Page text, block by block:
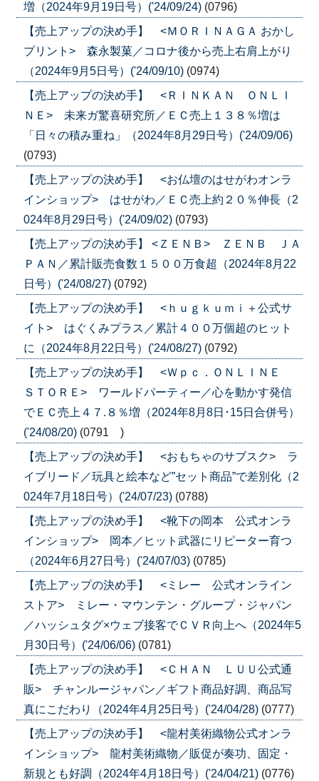
増（2024年9月19日号）('24/09/24) (0796)
【売上アップの決め手】 <ＭＯＲＩＮＡＧＡ おかし
プリント> 森永製菓／コロナ後から売上右肩上がり
（2024年9月5日号）('24/09/10) (0974)
【売上アップの決め手】 <ＲＩＮＫＡＮ ＯＮＬＩ
ＮＥ> 未来ガ驚喜研究所／ＥＣ売上１３８％増は
「日々の積み重ね」（2024年8月29日号）('24/09/06)
(0793)
【売上アップの決め手】 <お仏壇のはせがわオンラ
インショップ> はせがわ／ＥＣ売上約２０％伸長（2
024年8月29日号）('24/09/02) (0793)
【売上アップの決め手】 <ＺＥＮＢ> ＺＥＮＢ ＪＡ
ＰＡＮ／累計販売食数１５００万食超（2024年8月22
日号）('24/08/27) (0792)
【売上アップの決め手】 <ｈｕｇｋｕｍｉ＋公式サ
イト> はぐくみプラス／累計４００万個超のヒット
に（2024年8月22日号）('24/08/27) (0792)
【売上アップの決め手】 <Ｗｐｃ．ＯＮＬＩＮＥ
ＳＴＯＲＥ> ワールドパーティー／心を動かす発信
でＥＣ売上４７.８％増（2024年8月8日･15日合併号）
('24/08/20) (0791 )
【売上アップの決め手】 <おもちゃのサブスク> ラ
イブリード／玩具と絵本など”セット商品”で差別化（2
024年7月18日号）('24/07/23) (0788)
【売上アップの決め手】 <靴下の岡本 公式オンラ
インショップ> 岡本／ヒット武器にリピーター育つ
（2024年6月27日号）('24/07/03) (0785)
【売上アップの決め手】 <ミレー 公式オンライン
ストア> ミレー・マウンテン・グループ・ジャパン
／ハッシュタグ×ウェブ接客でＣＶＲ向上へ（2024年5
月30日号）('24/06/06) (0781)
【売上アップの決め手】 <ＣＨＡＮ ＬＵＵ公式通
販> チャンルージャパン／ギフト商品好調、商品写
真にこだわり（2024年4月25日号）('24/04/28) (0777)
【売上アップの決め手】 <龍村美術織物公式オンラ
インショップ> 龍村美術織物／販促が奏功、固定・
新規とも好調（2024年4月18日号）('24/04/21) (0776)